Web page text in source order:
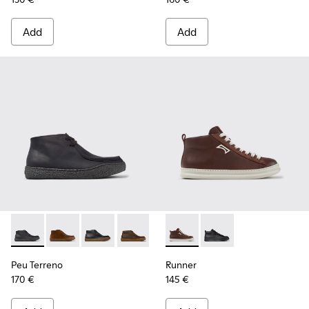
Add Add
Peu Terreno - K300530-006 - Black Nubuck Ankle Boots
Peu Terreno - K300530-009 - Brown Suede Ankle
Peu Terreno - K300530-005
Peu Terreno - K300530-004 - Brown
Peu Terreno - K300530-003
Peu Terreno - K300530-
Peu Terreno
170 €
Runner - K300550-003 -
Runner - K300550-
Runner
145 €